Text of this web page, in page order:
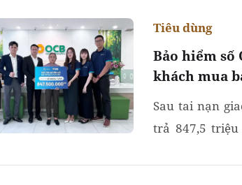
Bảo hiểm số
khách mua
Tiêu dùng
Sau tai nạn
trả 847,5 triệu